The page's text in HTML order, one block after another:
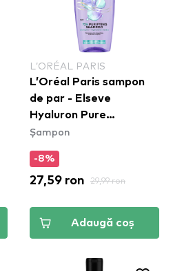
L’ORÉAL PARIS
L’Oréal Paris sampon
de par - Elseve
Hyaluron Pure
Shampoo (400ml)
Șampon
-8%
27,59 ron 29,99 ron
Adaugă coș